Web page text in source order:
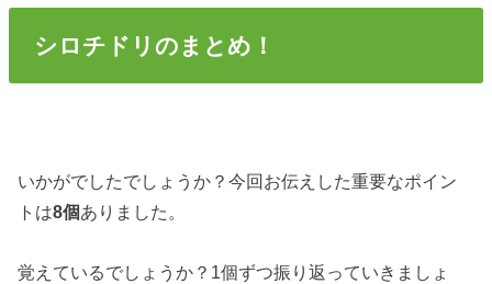
シロチドリのまとめ！
いかがでしたでしょうか？今回お伝えした重要なポイン
トは8個ありました。
覚えているでしょうか？1個ずつ振り返っていきましょ